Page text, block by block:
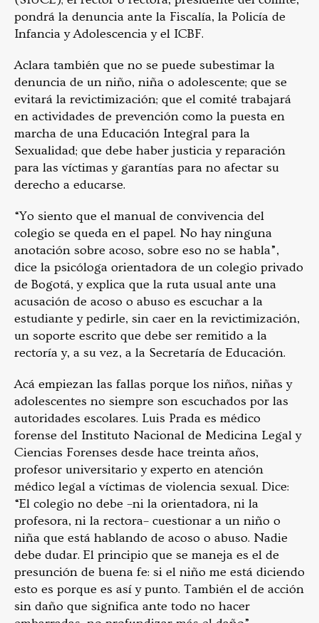
pondrá la denuncia ante la Fiscalía, la Policía de
Infancia y Adolescencia y el ICBF.
Aclara también que no se puede subestimar la
denuncia de un niño, niña o adolescente; que se
evitará la revictimización; que el comité trabajará
en actividades de prevención como la puesta en
marcha de una Educación Integral para la
Sexualidad; que debe haber justicia y reparación
para las víctimas y garantías para no afectar su
derecho a educarse.
“Yo siento que el manual de convivencia del
colegio se queda en el papel. No hay ninguna
anotación sobre acoso, sobre eso no se habla”,
dice la psicóloga orientadora de un colegio privado
de Bogotá, y explica que la ruta usual ante una
acusación de acoso o abuso es escuchar a la
estudiante y pedirle, sin caer en la revictimización,
un soporte escrito que debe ser remitido a la
rectoría y, a su vez, a la Secretaría de Educación.
Acá empiezan las fallas porque los niños, niñas y
adolescentes no siempre son escuchados por las
autoridades escolares. Luis Prada es médico
forense del Instituto Nacional de Medicina Legal y
Ciencias Forenses desde hace treinta años,
profesor universitario y experto en atención
médico legal a víctimas de violencia sexual. Dice:
“El colegio no debe –ni la orientadora, ni la
profesora, ni la rectora– cuestionar a un niño o
niña que está hablando de acoso o abuso. Nadie
debe dudar. El principio que se maneja es el de
presunción de buena fe: si el niño me está diciendo
esto es porque es así y punto. También el de acción
sin daño que significa ante todo no hacer